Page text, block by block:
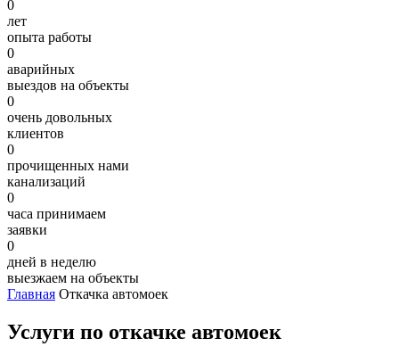
0
лет
опыта работы
0
аварийных
выездов на объекты
0
очень довольных
клиентов
0
прочищенных нами
канализаций
0
часа принимаем
заявки
0
дней в неделю
выезжаем на объекты
Главная Откачка автомоек
Услуги по откачке автомоек